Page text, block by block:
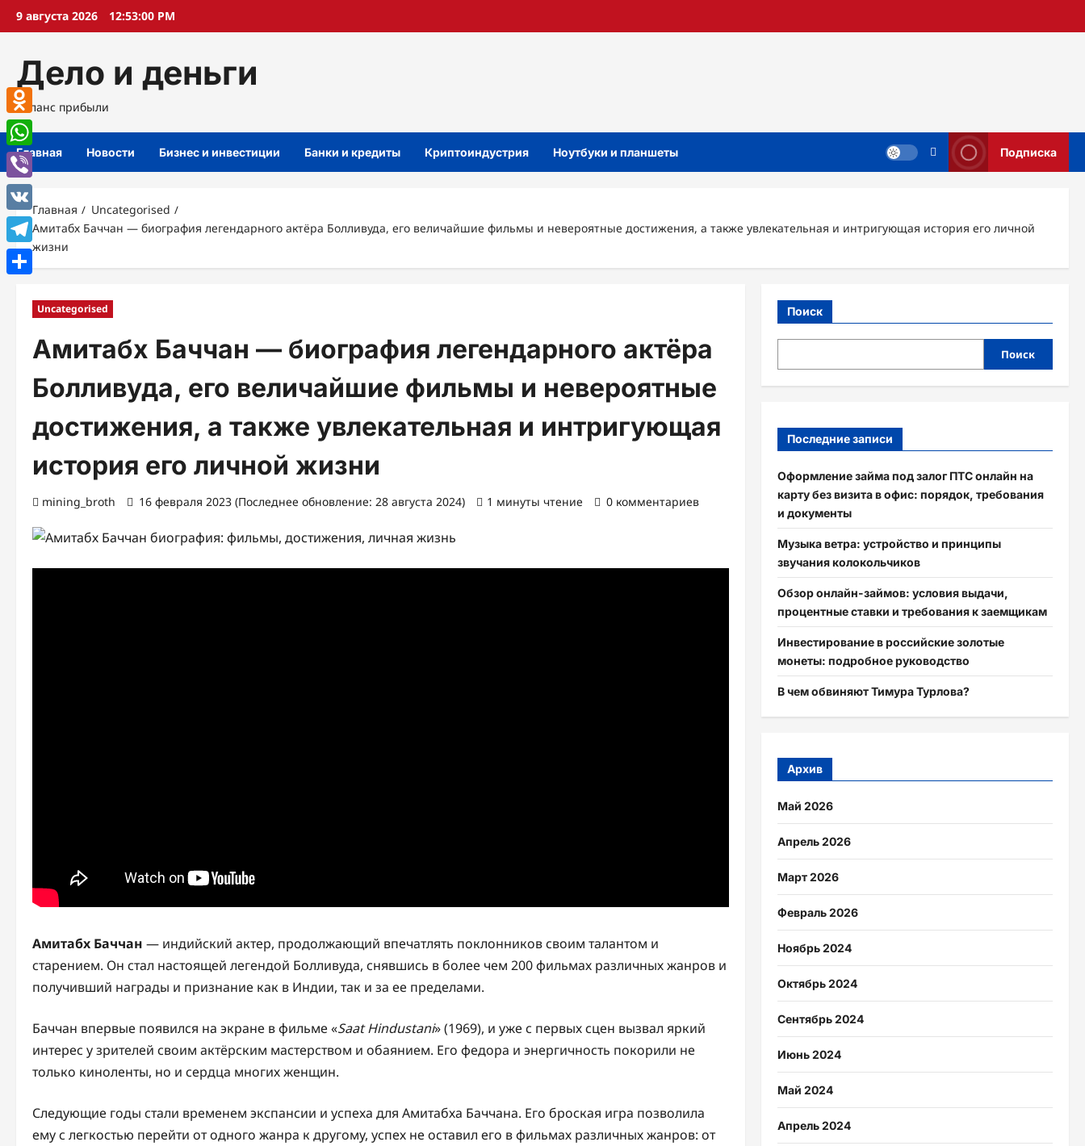
Перейти
9 августа 2026 12:53:01 PM
Дело и деньги
Баланс прибыли
Главная Новости Бизнес и инвестиции Банки и кредиты Криптоиндустрия Ноутбуки и планшеты Подписка
Главная
Uncategorised
Амитабх Баччан — биография легендарного актёра Болливуда, его величайшие фильмы и невероятные достижения, а также увлекательная и интригующая история его личной
жизни
Uncategorised
Амитабх Баччан — биография легендарного актёра
Болливуда, его величайшие фильмы и невероятные
достижения, а также увлекательная и интригующая
история его личной жизни
mining_broth 16 февраля 2023 (Последнее обновление: 28 августа 2024) 1 минуты чтение 0 комментариев
Амитабх Баччан — индийский актер, продолжающий впечатлять поклонников своим талантом и
старением. Он стал настоящей легендой Болливуда, снявшись в более чем 200 фильмах различных жанров и
получивший награды и признание как в Индии, так и за ее пределами.
Баччан впервые появился на экране в фильме «Saat Hindustani» (1969), и уже с первых сцен вызвал яркий
интерес у зрителей своим актёрским мастерством и обаянием. Его федора и энергичность покорили не
только киноленты, но и сердца многих женщин.
Следующие годы стали временем экспансии и успеха для Амитабха Баччана. Его броская игра позволила
ему с легкостью перейти от одного жанра к другому, успех не оставил его в фильмах различных жанров: от
Поиск
Поиск
Последние записи
Оформление займа под залог ПТС онлайн на
карту без визита в офис: порядок, требования
и документы
Музыка ветра: устройство и принципы
звучания колокольчиков
Обзор онлайн-займов: условия выдачи,
процентные ставки и требования к заемщикам
Инвестирование в российские золотые
монеты: подробное руководство
В чем обвиняют Тимура Турлова?
Архив
Май 2026
Апрель 2026
Март 2026
Февраль 2026
Ноябрь 2024
Октябрь 2024
Сентябрь 2024
Июнь 2024
Май 2024
Апрель 2024
Odnoklassniki
WhatsApp
Viber
VK
Telegram